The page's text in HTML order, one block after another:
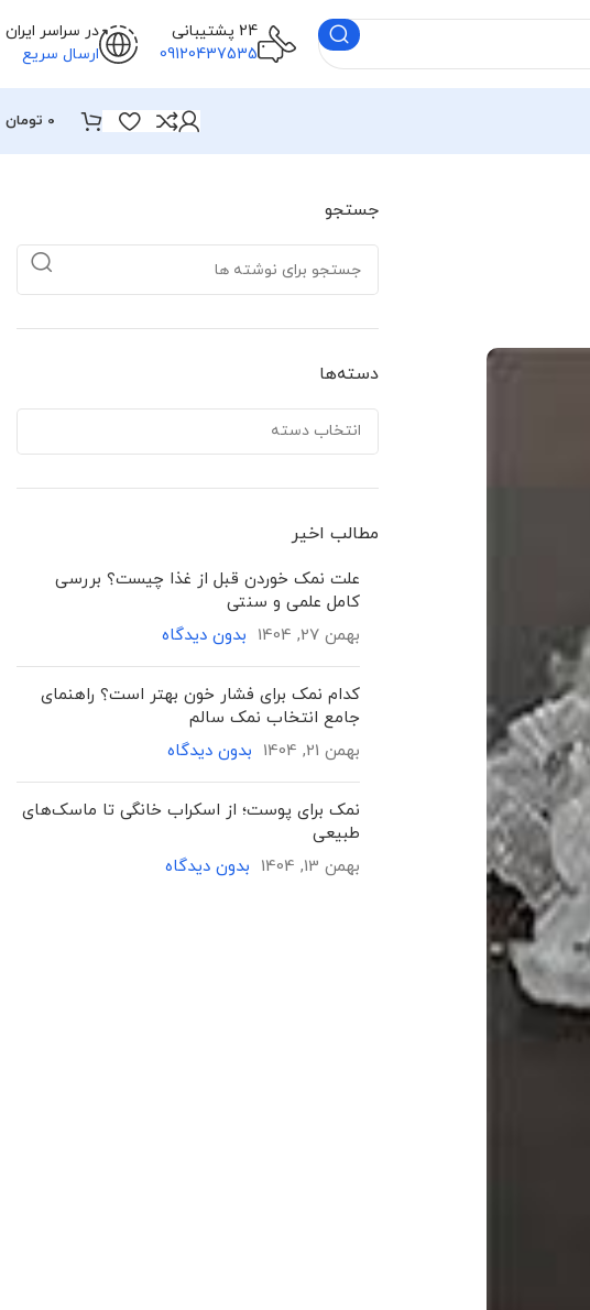
24 پشتیبانی
09120437535
در سراسر ایران
ارسال سریع
0 تومان
جستجو
دسته‌ها
مطالب اخیر
علت نمک خوردن قبل از غذا چیست؟ بررسی
کامل علمی و سنتی
بهمن 27, 1404
بدون دیدگاه
کدام نمک برای فشار خون بهتر است؟ راهنمای
جامع انتخاب نمک سالم
بهمن 21, 1404
بدون دیدگاه
نمک برای پوست؛ از اسکراب خانگی تا ماسک‌های
طبیعی
بهمن 13, 1404
بدون دیدگاه